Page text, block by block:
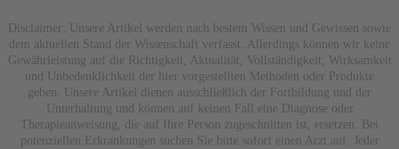
Disclaimer: Unsere Artikel werden nach bestem Wissen und Gewissen sowie
dem aktuellen Stand der Wissenschaft verfasst. Allerdings können wir keine
Gewährleistung auf die Richtigkeit, Aktualität, Vollständigkeit, Wirksamkeit
und Unbedenklichkeit der hier vorgestellten Methoden oder Produkte
geben. Unsere Artikel dienen ausschließlich der Fortbildung und der
Unterhaltung und können auf keinen Fall eine Diagnose oder
Therapieanweisung, die auf Ihre Person zugeschnitten ist, ersetzen. Bei
potenziellen Erkrankungen suchen Sie bitte sofort einen Arzt auf. Jeder